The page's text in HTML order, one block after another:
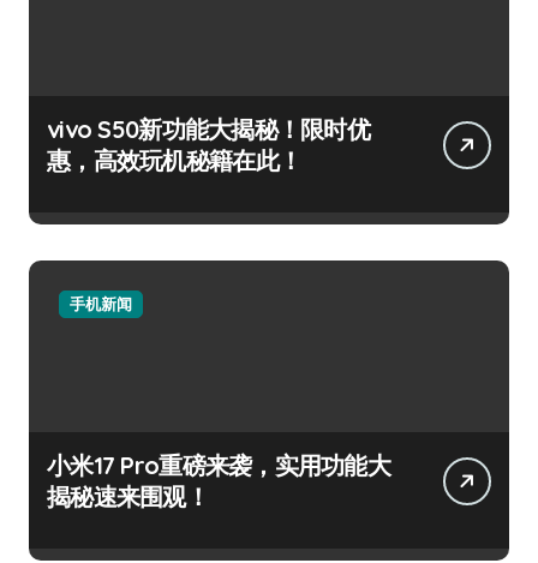
vivo S50新功能大揭秘！限时优
惠，高效玩机秘籍在此！
手机新闻
小米17 Pro重磅来袭，实用功能大
揭秘速来围观！